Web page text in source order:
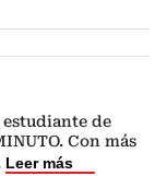
de
Con más
Leer más